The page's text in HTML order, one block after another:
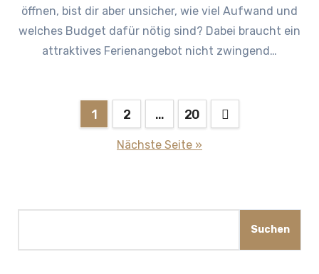
öffnen, bist dir aber unsicher, wie viel Aufwand und
welches Budget dafür nötig sind? Dabei braucht ein
attraktives Ferienangebot nicht zwingend…
Seitennummerierung
1 2 … 20
Nächste Seite »
Suchen